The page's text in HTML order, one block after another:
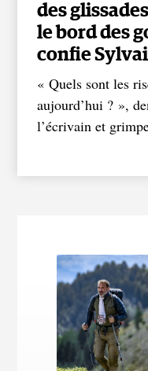
des
le bord des
confie
« Quels sont les
aujourd’hui ? »,
l’écrivain et